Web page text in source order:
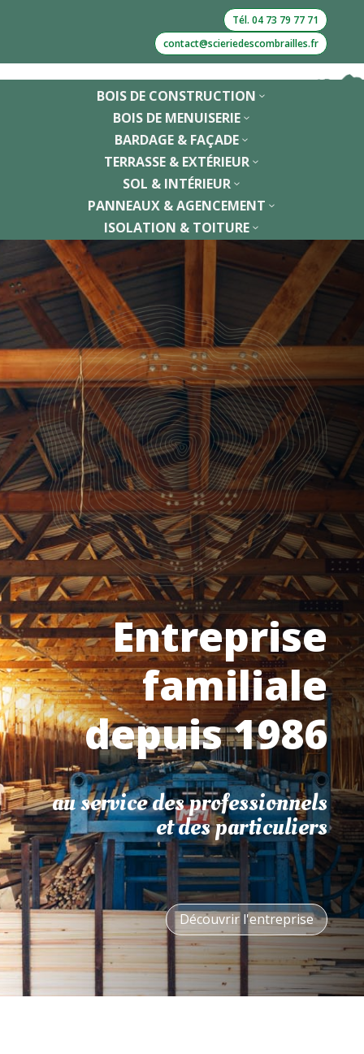
Tél. 04 73 79 77 71
contact@scieriedescombrailles.fr
3
BOIS DE CONSTRUCTION
3
BOIS DE MENUISERIE
3
BARDAGE & FAÇADE
3
TERRASSE & EXTÉRIEUR
3
SOL & INTÉRIEUR
3
PANNEAUX & AGENCEMENT
3
ISOLATION & TOITURE
Entreprise
familiale
depuis 1986
au service des professionnels
et des particuliers
Découvrir l'entreprise